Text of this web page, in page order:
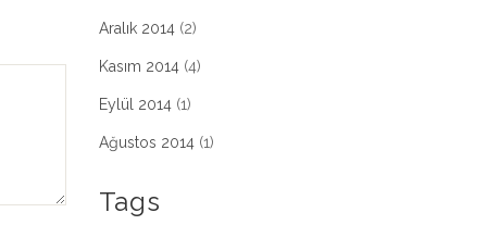
Aralık 2014 (2)
Kasım 2014 (4)
Eylül 2014 (1)
Ağustos 2014 (1)
Tags